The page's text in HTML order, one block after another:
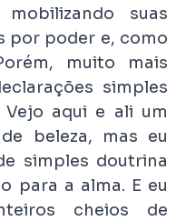
suas
por poder e, como
muito mais
simples
Vejo aqui e ali um
beleza, mas eu
simples doutrina
para a alma. E eu
cheios de